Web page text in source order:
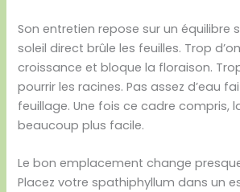
Son entretien repose sur un équilibre
soleil direct brûle les feuilles. Trop
croissance et bloque la floraison.
pourrir les racines. Pas assez d’eau
feuillage. Une fois ce cadre compris,
beaucoup plus facile.
Le bon emplacement change
Placez votre spathiphyllum dans un